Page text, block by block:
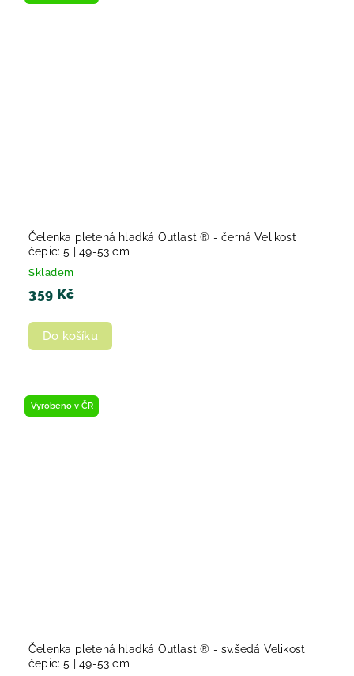
Čelenka pletená hladká Outlast ® - černá Velikost
čepic: 5 | 49-53 cm
Skladem
359 Kč
Do košíku
Vyrobeno v ČR
Čelenka pletená hladká Outlast ® - sv.šedá Velikost
čepic: 5 | 49-53 cm